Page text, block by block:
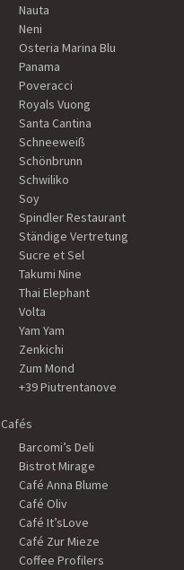
Nauta
Neni
Osteria Marina Blu
Panama
Poveracci
Royals Vuong
Santa Cantina
Schneeweiß
Schönbrunn
Schwiliko
Soy
Spindler Restaurant
Ständige Vertretung
Sucre et Sel
Takumi Nine
Thai Elephant
Volta
Yam Yam
Zenkichi
Zum Mond
+39 Piutrentanove
Cafés
Barcomi’s Deli
Bistrot Mirage
Café Anna Blume
Café Oliv
Café It’sLove
Café Zur Mieze
Coffee Profilers